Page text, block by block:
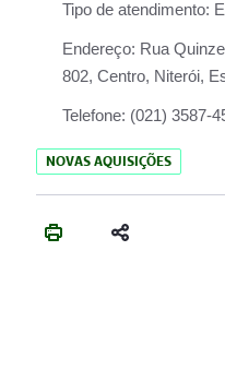
Tipo de atendimento:
Endereço: Rua
802, Centro, Niterói,
Telefone: (021) 3587-
NOVAS AQUISIÇÕES